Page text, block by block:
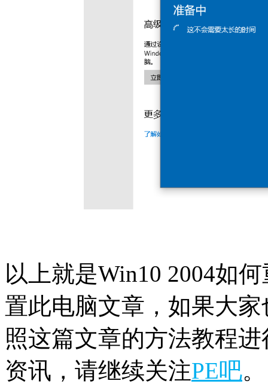
以上就是Win10 2004如
置此电脑文章，如果大
照这篇文章的方法教程
资讯，请继续关注PE吧。